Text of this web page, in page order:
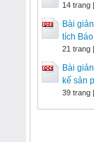
14 trang
Bài
tích
21 trang
Bài
kế sản
39 trang